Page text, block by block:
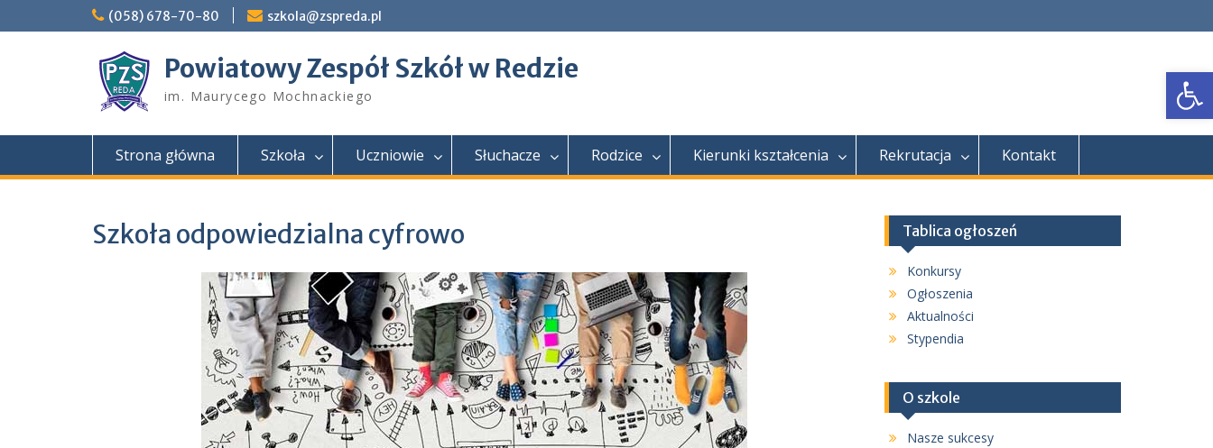
to
(058) 678-70-80 szkola@zspreda.pl
Powiatowy Zespół Szkół w Redzie
im. Maurycego Mochnackiego
Strona główna Szkoła Uczniowie Słuchacze Rodzice Kierunki kształcenia Rekrutacja Kontakt
Szkoła odpowiedzialna cyfrowo Tablica ogłoszeń
Konkursy
Ogłoszenia
Aktualności
Stypendia
O szkole
Nasze sukcesy